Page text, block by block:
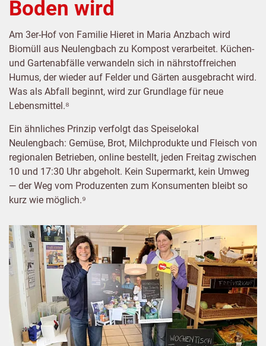
Boden wird
Am 3er-Hof von Familie Hieret in Maria Anzbach wird
Biomüll aus Neulengbach zu Kompost verarbeitet. Küchen-
und Gartenabfälle verwandeln sich in nährstoffreichen
Humus, der wieder auf Felder und Gärten ausgebracht wird.
Was als Abfall beginnt, wird zur Grundlage für neue
Lebensmittel.⁸
Ein ähnliches Prinzip verfolgt das Speiselokal
Neulengbach: Gemüse, Brot, Milchprodukte und Fleisch von
regionalen Betrieben, online bestellt, jeden Freitag zwischen
10 und 17:30 Uhr abgeholt. Kein Supermarkt, kein Umweg
— der Weg vom Produzenten zum Konsumenten bleibt so
kurz wie möglich.⁹